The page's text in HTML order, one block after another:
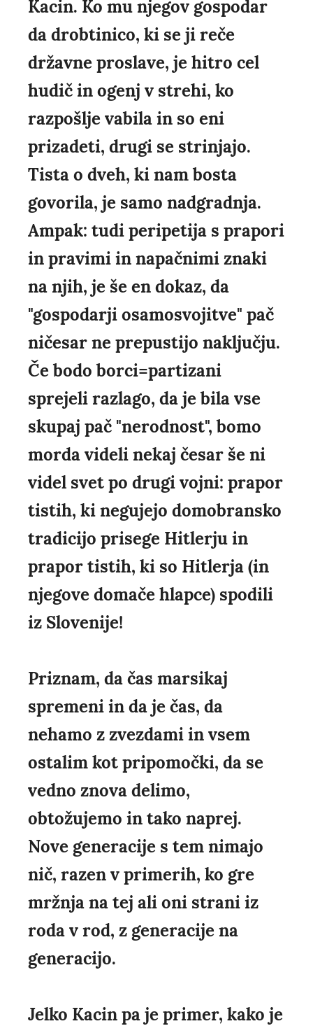
Kacin. Ko mu njegov gospodar
da drobtinico, ki se ji reče
državne proslave, je hitro cel
hudič in ogenj v strehi, ko
razpošlje vabila in so eni
prizadeti, drugi se strinjajo.
Tista o dveh, ki nam bosta
govorila, je samo nadgradnja.
Ampak: tudi peripetija s prapori
in pravimi in napačnimi znaki
na njih, je še en dokaz, da
"gospodarji osamosvojitve" pač
ničesar ne prepustijo naključju.
Če bodo borci=partizani
sprejeli razlago, da je bila vse
skupaj pač "nerodnost", bomo
morda videli nekaj česar še ni
videl svet po drugi vojni: prapor
tistih, ki negujejo domobransko
tradicijo prisege Hitlerju in
prapor tistih, ki so Hitlerja (in
njegove domače hlapce) spodili
iz Slovenije!
Priznam, da čas marsikaj
spremeni in da je čas, da
nehamo z zvezdami in vsem
ostalim kot pripomočki, da se
vedno znova delimo,
obtožujemo in tako naprej.
Nove generacije s tem nimajo
nič, razen v primerih, ko gre
mržnja na tej ali oni strani iz
roda v rod, z generacije na
generacijo.
Jelko Kacin pa je primer, kako je